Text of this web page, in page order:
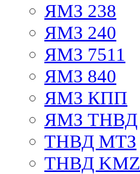
ЯМЗ 238
ЯМЗ 240
ЯМЗ 7511
ЯМЗ 840
ЯМЗ КПП
ЯМЗ ТНВД
ТНВД МТЗ
ТНВД KMZ